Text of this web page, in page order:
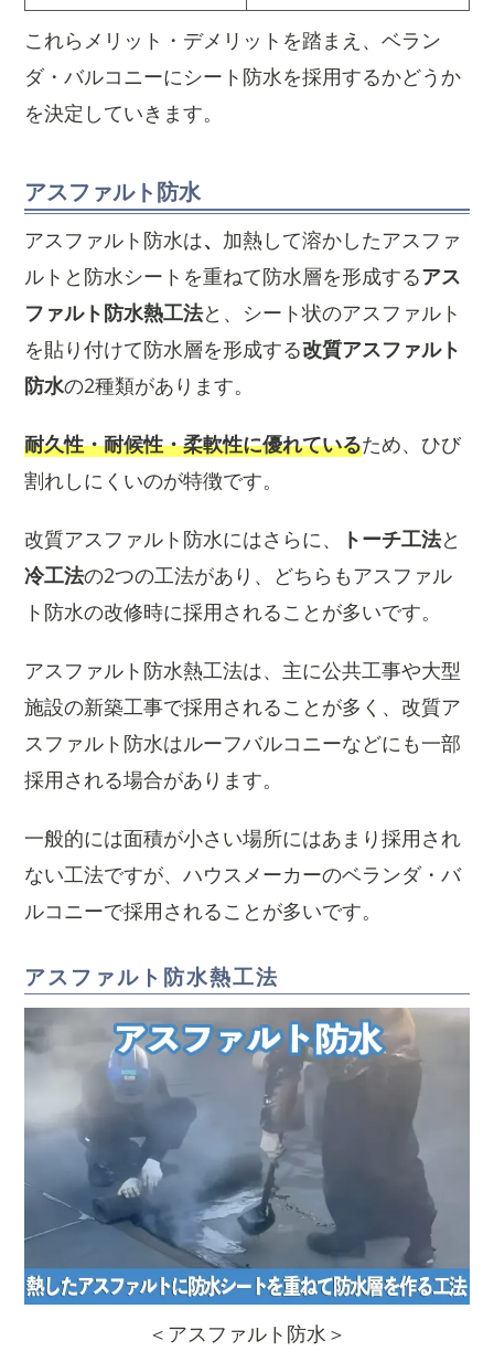
これらメリット・デメリットを踏まえ、ベラン
ダ・バルコニーにシート防水を採用するかどうか
を決定していきます。
アスファルト防水
アスファルト防水は、 加熱して溶かしたアスファ
ルトと防水シートを重ねて防水層を形成するアス
ファルト防水熱工法と、シート状のアスファルト
を貼り付けて防水層を形成する改質アスファルト
防水の2種類があります。
耐久性・耐候性・柔軟性に優れているため、ひび
割れしにくいのが特徴です。
改質アスファルト防水にはさらに、 トーチ工法と
冷工法の2つの工法があり、どちらもアスファル
ト防水の改修時に採用されることが多いです。
アスファルト防水熱工法は、主に公共工事や大型
施設の新築工事で採用されることが多く、改質ア
スファルト防水はルーフバルコニーなどにも一部
採用される場合があります。
一般的には面積が小さい場所にはあまり採用され
ない工法ですが、ハウスメーカーのベランダ・バ
ルコニーで採用されることが多いです。
アスファルト防水熱工法
＜アスファルト防水＞